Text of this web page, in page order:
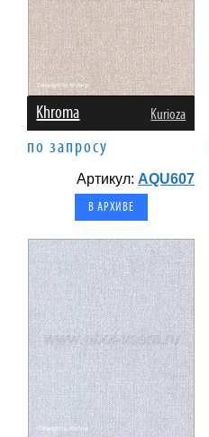
Khroma Kurioza
по запросу
Артикул: AQU607
В АРХИВЕ